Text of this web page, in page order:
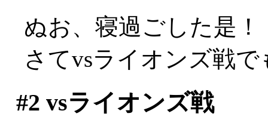
ぬお、寝過ごした是！
さてvsライオンズ戦
#2 vsライオンズ戦